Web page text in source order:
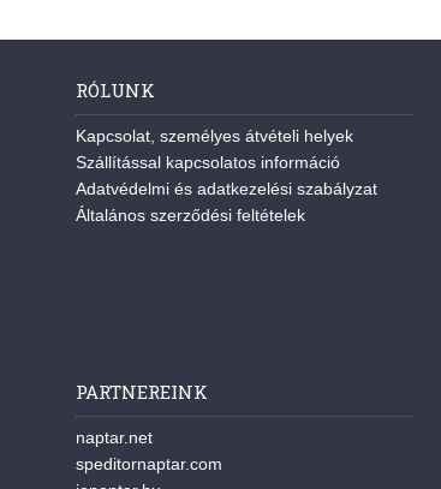
RÓLUNK
Kapcsolat, személyes átvételi helyek
Szállítással kapcsolatos információ
Adatvédelmi és adatkezelési szabályzat
Általános szerződési feltételek
PARTNEREINK
naptar.net
speditornaptar.com